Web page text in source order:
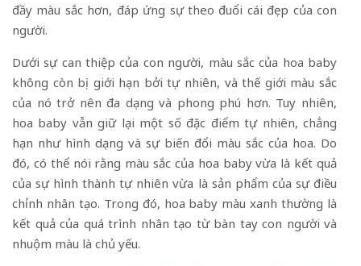
đầy màu sắc hơn, đáp ứng sự theo đuổi cái đẹp của con
người.
Dưới sự can thiệp của con người, màu sắc của hoa baby
không còn bị giới hạn bởi tự nhiên, và thế giới màu sắc
của nó trở nên đa dạng và phong phú hơn. Tuy nhiên,
hoa baby vẫn giữ lại một số đặc điểm tự nhiên, chẳng
hạn như hình dạng và sự biến đổi màu sắc của hoa. Do
đó, có thể nói rằng màu sắc của hoa baby vừa là kết quả
của sự hình thành tự nhiên vừa là sản phẩm của sự điều
chỉnh nhân tạo. Trong đó, hoa baby màu xanh thường là
kết quả của quá trình nhân tạo từ bàn tay con người và
nhuộm màu là chủ yếu.